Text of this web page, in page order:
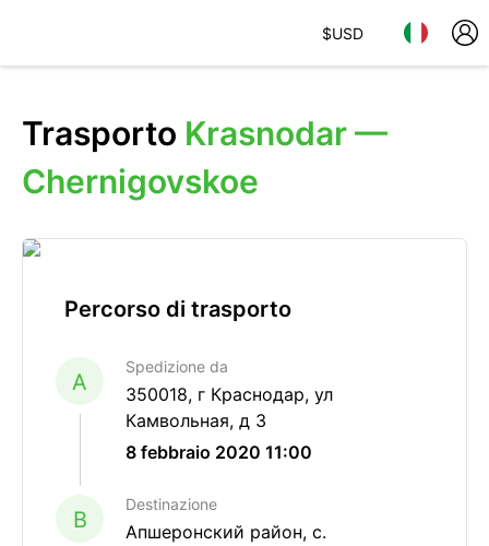
$USD
Trasporto Krasnodar —
Chernigovskoe
Percorso di trasporto
A
Spedizione da
350018, г Краснодар, ул
Камвольная, д 3
8 febbraio 2020 11:00
B
Destinazione
Апшеронский район, с.